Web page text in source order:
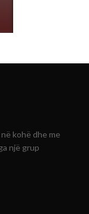
kohë dhe me
një grup